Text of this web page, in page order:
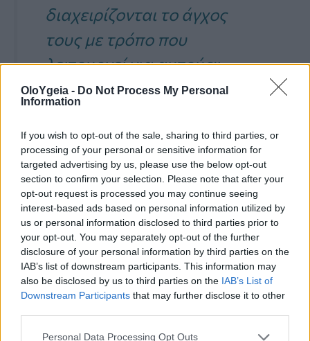
OloYgeia - Do Not Process My Personal
Information
If you wish to opt-out of the sale, sharing to third parties, or
processing of your personal or sensitive information for
targeted advertising by us, please use the below opt-out
section to confirm your selection. Please note that after your
opt-out request is processed you may continue seeing
interest-based ads based on personal information utilized by
us or personal information disclosed to third parties prior to
your opt-out. You may separately opt-out of the further
disclosure of your personal information by third parties on the
IAB’s list of downstream participants. This information may
also be disclosed by us to third parties on the IAB’s List of
Downstream Participants that may further disclose it to other
Personal Data Processing Opt Outs
διαχειρίζονται το άγχος
τους με τρόπο που
λειτουργεί για αυτούς».
Οεγκέφαλός μας είναι έτσι
«καλωδιωμένος» ώστε να μας
προστατεύει από το χειρότερο
αποτέλεσμα, γι’ αυτό μπορεί να
σκεφτόμαστε υπερβολικά ή να
αγχωνόμαστε στην ιδέα της αποτυχίας.